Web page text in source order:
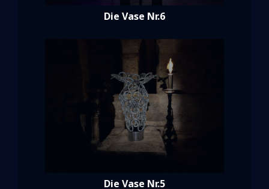
Die Vase Nr.6
Die Vase Nr.5